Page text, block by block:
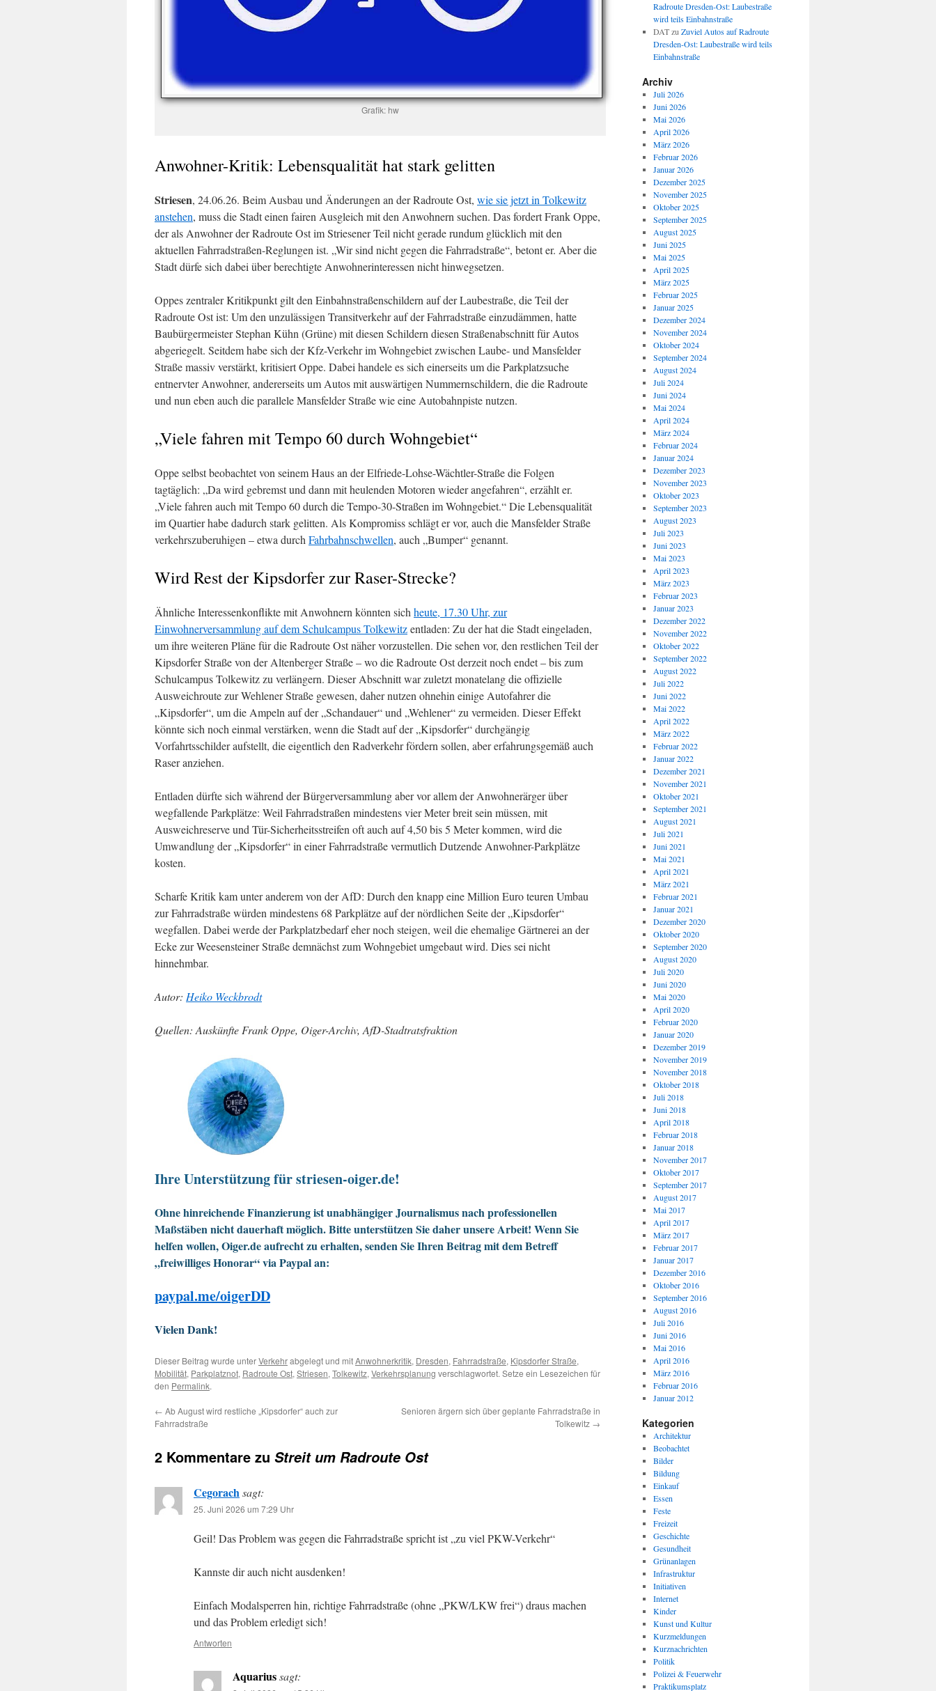
Grafik: hw
Anwohner-Kritik: Lebensqualität hat stark gelitten
Striesen, 24.06.26. Beim Ausbau und Änderungen an der Radroute Ost, wie sie jetzt in Tolkewitz
anstehen, muss die Stadt einen fairen Ausgleich mit den Anwohnern suchen. Das fordert Frank Oppe,
der als Anwohner der Radroute Ost im Striesener Teil nicht gerade rundum glücklich mit den
aktuellen Fahrradstraßen-Reglungen ist. „Wir sind nicht gegen die Fahrradstraße“, betont er. Aber die
Stadt dürfe sich dabei über berechtigte Anwohnerinteressen nicht hinwegsetzen.
Oppes zentraler Kritikpunkt gilt den Einbahnstraßenschildern auf der Laubestraße, die Teil der
Radroute Ost ist: Um den unzulässigen Transitverkehr auf der Fahrradstraße einzudämmen, hatte
Baubürgermeister Stephan Kühn (Grüne) mit diesen Schildern diesen Straßenabschnitt für Autos
abgeriegelt. Seitdem habe sich der Kfz-Verkehr im Wohngebiet zwischen Laube- und Mansfelder
Straße massiv verstärkt, kritisiert Oppe. Dabei handele es sich einerseits um die Parkplatzsuche
entnervter Anwohner, andererseits um Autos mit auswärtigen Nummernschildern, die die Radroute
und nun eben auch die parallele Mansfelder Straße wie eine Autobahnpiste nutzen.
„Viele fahren mit Tempo 60 durch Wohngebiet“
Oppe selbst beobachtet von seinem Haus an der Elfriede-Lohse-Wächtler-Straße die Folgen
tagtäglich: „Da wird gebremst und dann mit heulenden Motoren wieder angefahren“, erzählt er.
„Viele fahren auch mit Tempo 60 durch die Tempo-30-Straßen im Wohngebiet.“ Die Lebensqualität
im Quartier habe dadurch stark gelitten. Als Kompromiss schlägt er vor, auch die Mansfelder Straße
verkehrszuberuhigen – etwa durchFahrbahnschwellen, auch „Bumper“ genannt.
Wird Rest der Kipsdorfer zur Raser-Strecke?
Ähnliche Interessenkonflikte mit Anwohnern könnten sichheute, 17.30 Uhr, zur
Einwohnerversammlung auf dem Schulcampus Tolkewitzentladen: Zu der hat die Stadt eingeladen,
um ihre weiteren Pläne für die Radroute Ost näher vorzustellen. Die sehen vor, den restlichen Teil der
Kipsdorfer Straße von der Altenberger Straße – wo die Radroute Ost derzeit noch endet – bis zum
Schulcampus Tolkewitz zu verlängern. Dieser Abschnitt war zuletzt monatelang die offizielle
Ausweichroute zur Wehlener Straße gewesen, daher nutzen ohnehin einige Autofahrer die
„Kipsdorfer“, um die Ampeln auf der „Schandauer“ und „Wehlener“ zu vermeiden. Dieser Effekt
könnte sich noch einmal verstärken, wenn die Stadt auf der „Kipsdorfer“ durchgängig
Vorfahrtsschilder aufstellt, die eigentlich den Radverkehr fördern sollen, aber erfahrungsgemäß auch
Raser anziehen.
Entladen dürfte sich während der Bürgerversammlung aber vor allem der Anwohnerärger über
wegfallende Parkplätze: Weil Fahrradstraßen mindestens vier Meter breit sein müssen, mit
Ausweichreserve und Tür-Sicherheitsstreifen oft auch auf 4,50 bis 5 Meter kommen, wird die
Umwandlung der „Kipsdorfer“ in einer Fahrradstraße vermutlich Dutzende Anwohner-Parkplätze
kosten.
Scharfe Kritik kam unter anderem von der AfD: Durch den knapp eine Million Euro teuren Umbau
zur Fahrradstraße würden mindestens 68 Parkplätze auf der nördlichen Seite der „Kipsdorfer“
wegfallen. Dabei werde der Parkplatzbedarf eher noch steigen, weil die ehemalige Gärtnerei an der
Ecke zur Weesensteiner Straße demnächst zum Wohngebiet umgebaut wird. Dies sei nicht
hinnehmbar.
Autor: Heiko Weckbrodt
Quellen:Auskünfte Frank Oppe, Oiger-Archiv, AfD-Stadtratsfraktion
Ihre Unterstützung für striesen-oiger.de!
Ohne hinreichende Finanzierung ist unabhängiger Journalismus nach professionellen
Maßstäben nicht dauerhaft möglich. Bitte unterstützen Sie daher unsere Arbeit! Wenn Sie
helfen wollen, Oiger.de aufrecht zu erhalten, senden Sie Ihren Beitrag mit dem Betreff
„freiwilliges Honorar“ via Paypal an:
paypal.me/oigerDD
Vielen Dank!
Dieser Beitrag wurde unterVerkehrabgelegt und mitAnwohnerkritik, Dresden, Fahrradstraße, Kipsdorfer Straße,
Mobilität, Parkplatznot, Radroute Ost, Striesen, Tolkewitz, Verkehrsplanung verschlagwortet. Setze ein Lesezeichen für
den Permalink.
← Ab August wird restliche „Kipsdorfer“ auch zur
Fahrradstraße
Senioren ärgern sich über geplante Fahrradstraße in
Tolkewitz →
2 Kommentare zu Streit um Radroute Ost
Cegorachsagt:
25. Juni 2026 um 7:29 Uhr
Geil! Das Problem was gegen die Fahrradstraße spricht ist „zu viel PKW-Verkehr“
Kannste dir auch nicht ausdenken!
Einfach Modalsperren hin, richtige Fahrradstraße (ohne „PKW/LKW frei“) draus machen
und das Problem erledigt sich!
Antworten
Aquariussagt:
Radroute Dresden-Ost: Laubestraße
wird teils Einbahnstraße
DATzu Zuviel Autos auf Radroute
Dresden-Ost: Laubestraße wird teils
Einbahnstraße
Archiv
Juli 2026
Juni 2026
Mai 2026
April 2026
März 2026
Februar 2026
Januar 2026
Dezember 2025
November 2025
Oktober 2025
September 2025
August 2025
Juni 2025
Mai 2025
April 2025
März 2025
Februar 2025
Januar 2025
Dezember 2024
November 2024
Oktober 2024
September 2024
August 2024
Juli 2024
Juni 2024
Mai 2024
April 2024
März 2024
Februar 2024
Januar 2024
Dezember 2023
November 2023
Oktober 2023
September 2023
August 2023
Juli 2023
Juni 2023
Mai 2023
April 2023
März 2023
Februar 2023
Januar 2023
Dezember 2022
November 2022
Oktober 2022
September 2022
August 2022
Juli 2022
Juni 2022
Mai 2022
April 2022
März 2022
Februar 2022
Januar 2022
Dezember 2021
November 2021
Oktober 2021
September 2021
August 2021
Juli 2021
Juni 2021
Mai 2021
April 2021
März 2021
Februar 2021
Januar 2021
Dezember 2020
Oktober 2020
September 2020
August 2020
Juli 2020
Juni 2020
Mai 2020
April 2020
Februar 2020
Januar 2020
Dezember 2019
November 2019
November 2018
Oktober 2018
Juli 2018
Juni 2018
April 2018
Februar 2018
Januar 2018
November 2017
Oktober 2017
September 2017
August 2017
Mai 2017
April 2017
März 2017
Februar 2017
Januar 2017
Dezember 2016
Oktober 2016
September 2016
August 2016
Juli 2016
Juni 2016
Mai 2016
April 2016
März 2016
Februar 2016
Januar 2012
Kategorien
Architektur
Beobachtet
Bilder
Bildung
Einkauf
Essen
Feste
Freizeit
Geschichte
Gesundheit
Grünanlagen
Infrastruktur
Initiativen
Internet
Kinder
Kunst und Kultur
Kurzmeldungen
Kurznachrichten
Politik
Polizei & Feuerwehr
Praktikumsplatz